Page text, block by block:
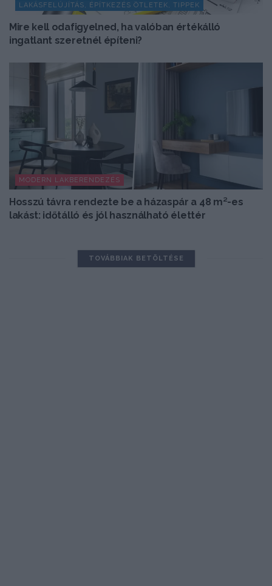
LAKÁSFELÚJÍTÁS, ÉPÍTKEZÉS ÖTLETEK, TIPPEK
Mire kell odafigyelned, ha valóban értékálló
ingatlant szeretnél építeni?
MODERN LAKBERENDEZÉS
Hosszú távra rendezte be a házaspár a 48 m²-es
lakást: időtálló és jól használható élettér
TOVÁBBIAK BETÖLTÉSE